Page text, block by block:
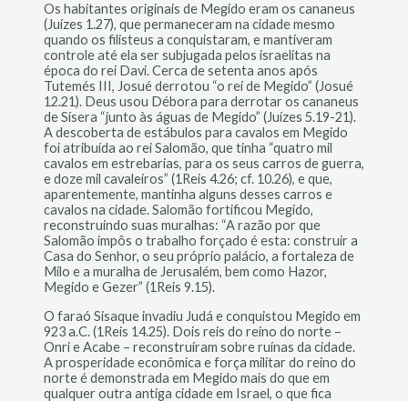
Os habitantes originais de Megido eram os cananeus
(Juízes 1.27), que permaneceram na cidade mesmo
quando os filisteus a conquistaram, e mantiveram
controle até ela ser subjugada pelos israelitas na
época do rei Davi. Cerca de setenta anos após
Tutemés III, Josué derrotou “o rei de Megido” (Josué
12.21). Deus usou Débora para derrotar os cananeus
de Sísera “junto às águas de Megido” (Juízes 5.19-21).
A descoberta de estábulos para cavalos em Megido
foi atribuída ao rei Salomão, que tinha “quatro mil
cavalos em estrebarias, para os seus carros de guerra,
e doze mil cavaleiros” (1Reis 4.26; cf. 10.26), e que,
aparentemente, mantinha alguns desses carros e
cavalos na cidade. Salomão fortificou Megido,
reconstruindo suas muralhas: “A razão por que
Salomão impôs o trabalho forçado é esta: construir a
Casa do Senhor, o seu próprio palácio, a fortaleza de
Milo e a muralha de Jerusalém, bem como Hazor,
Megido e Gezer” (1Reis 9.15).
O faraó Sisaque invadiu Judá e conquistou Megido em
923 a.C. (1Reis 14.25). Dois reis do reino do norte –
Onri e Acabe – reconstruíram sobre ruínas da cidade.
A prosperidade econômica e força militar do reino do
norte é demonstrada em Megido mais do que em
qualquer outra antiga cidade em Israel, o que fica